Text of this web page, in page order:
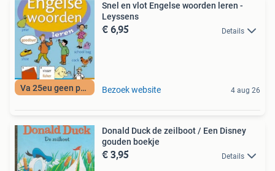
Va 25eu geen porto
Snel en vlot Engelse woorden leren -
Leyssens
€ 6,95 Details
Bezoek website 4 aug 26
Donald Duck de zeilboot / Een Disney
gouden boekje
€ 3,95 Details